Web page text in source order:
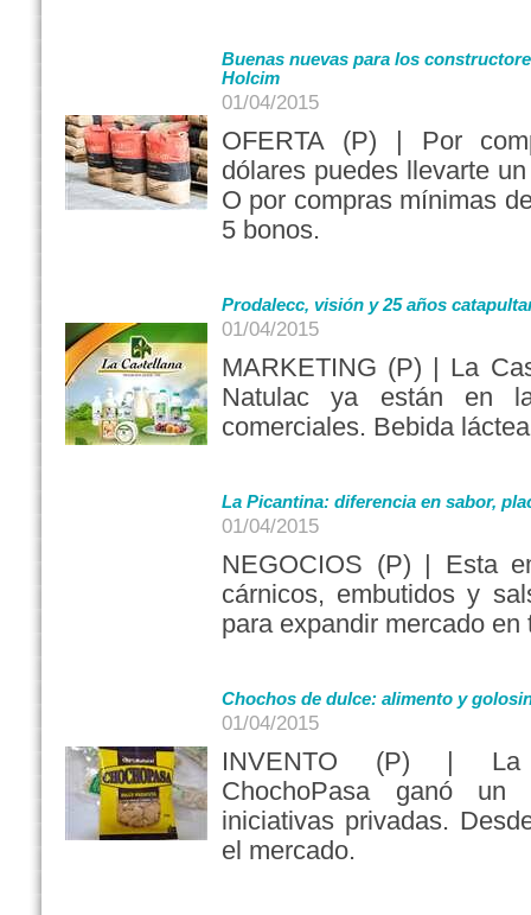
Buenas nuevas para los
Holcim
01/04/2015
OFERTA (P) | Por
dólares puedes llevarte
O por compras mínimas
5 bonos.
Prodalecc, visión y 25 años
01/04/2015
MARKETING (P) | La
Natulac ya están en
comerciales. Bebida
La Picantina: diferencia en sabor,
01/04/2015
NEGOCIOS (P) | Esta
cárnicos, embutidos y
para expandir mercado en
Chochos de dulce: alimento y
01/04/2015
INVENTO (P) | La
ChochoPasa ganó un
iniciativas privadas.
el mercado.